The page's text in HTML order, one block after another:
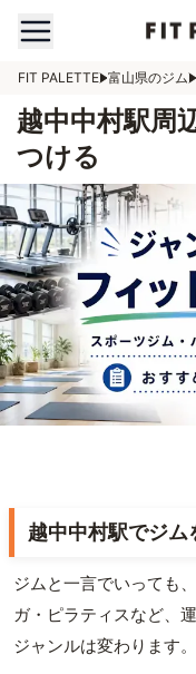
FIT PALETTE 富山県のジム
越中中村駅周
つける
越中中村駅でジ
ジムと一言でいっても
ガ・ピラティスなど、
ジャンルは変わります。